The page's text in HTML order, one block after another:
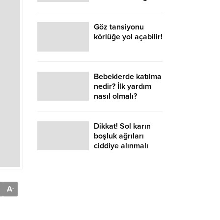
A-
Göz tansiyonu
körlüğe yol açabilir!
Bebeklerde katılma
nedir? İlk yardım
nasıl olmalı?
Dikkat! Sol karın
boşluk ağrıları
ciddiye alınmalı